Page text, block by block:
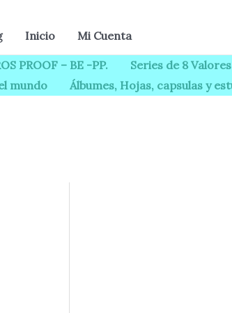
Inicio Mi Cuenta
PROOF – BE -PP.
Series de 8 Valores
mundo Álbumes, Hojas, capsulas y
COMUN
UNC
-
FELIPE